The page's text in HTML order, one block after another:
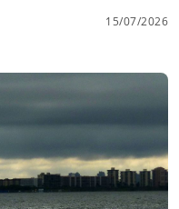
15/07/2026